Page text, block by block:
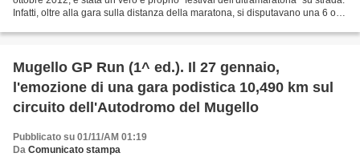
Infatti, oltre alla gara sulla distanza della maratona, si disputavano una 6 ore
Mugello GP Run (1^ ed.). Il 27 gennaio,
l'emozione di una gara podistica 10,490 km sul
circuito dell'Autodromo del Mugello
Pubblicato su 01/11/AM 01:19
Da Comunicato stampa